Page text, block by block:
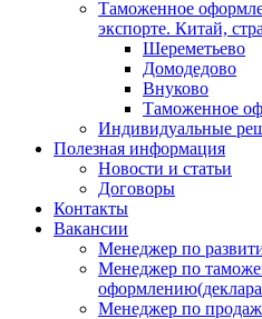
Таможенное
экспорте. Китай,
Шереметьево
Домодедово
Внуково
Таможенное
Индивидуальные
Полезная информация
Новости и статьи
Договоры
Контакты
Вакансии
Менеджер по
Менеджер по
Менеджер по